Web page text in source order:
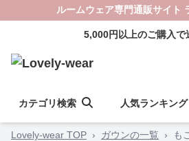
ルームウェア専門通販サイト
5,000円以上のご購入で
カテゴリ検索 人気ランキング
Lovely-wear TOP › ガウンの一覧 › も